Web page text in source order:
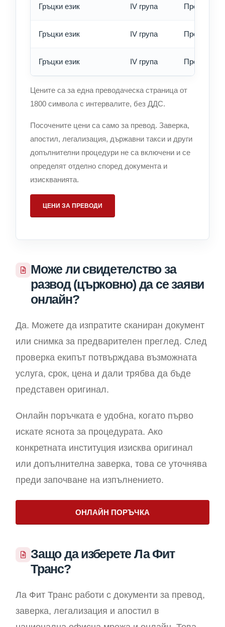
Гръцки език IV група Превод -
Гръцки език IV група Превод -
Гръцки език IV група Превод -
Цените са за една преводаческа страница от
1800 символа с интервалите, без ДДС.
Посочените цени са само за превод. Заверка,
апостил, легализация, държавни такси и други
допълнителни процедури не са включени и се
определят отделно според документа и
изискванията.
ЦЕНИ ЗА ПРЕВОДИ
Може ли свидетелство за
развод (църковно) да се заяви
онлайн?
Да. Можете да изпратите сканиран документ
или снимка за предварителен преглед. След
проверка екипът потвърждава възможната
услуга, срок, цена и дали трябва да бъде
представен оригинал.
Онлайн поръчката е удобна, когато първо
искате яснота за процедурата. Ако
конкретната институция изисква оригинал
или допълнителна заверка, това се уточнява
преди започване на изпълнението.
ОНЛАЙН ПОРЪЧКА
Защо да изберете Ла Фит
Транс?
Ла Фит Транс работи с документи за превод,
заверка, легализация и апостил в